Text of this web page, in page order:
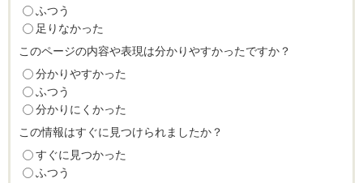
ふつう
足りなかった
このページの内容や表現は分かりやすかったですか？
分かりやすかった
ふつう
分かりにくかった
この情報はすぐに見つけられましたか？
すぐに見つかった
ふつう